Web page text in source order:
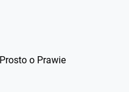
o Prawie